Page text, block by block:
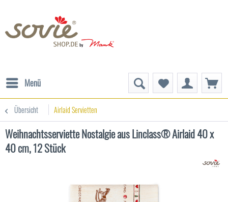
Menü
Übersicht Airlaid Servietten
Weihnachtsserviette Nostalgie aus Linclass® Airlaid 40 x
40 cm, 12 Stück